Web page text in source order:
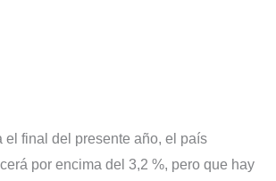
el final del presente año, el país
por encima del 3,2 %, pero que hay